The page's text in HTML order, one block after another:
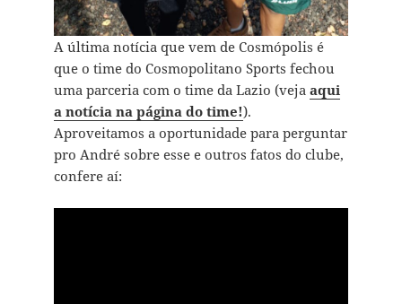
A última notícia que vem de Cosmópolis é
que o time do Cosmopolitano Sports fechou
uma parceria com o time da Lazio (veja aqui
a notícia na página do time!).
Aproveitamos a oportunidade para perguntar
pro André sobre esse e outros fatos do clube,
confere aí: